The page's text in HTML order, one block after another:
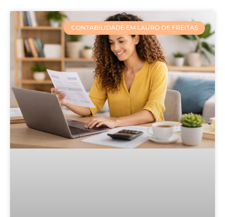
CONTABILIDADE EM LAURO DE FREITAS